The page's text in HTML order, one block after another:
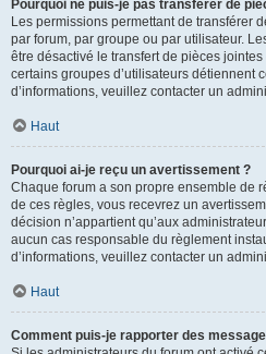
Pourquoi ne puis-je pas transférer de
Les permissions permettant de transférer
par forum, par groupe ou par utilisateur.
être désactivé le transfert de pièces
certains groupes d’utilisateurs détiennent
d’informations, veuillez contacter un
Haut
Pourquoi ai-je reçu un avertissement ?
Chaque forum a son propre ensemble de
de ces règles, vous recevrez un
décision n’appartient qu’aux
aucun cas responsable du règlement
d’informations, veuillez contacter un
Haut
Comment puis-je rapporter des